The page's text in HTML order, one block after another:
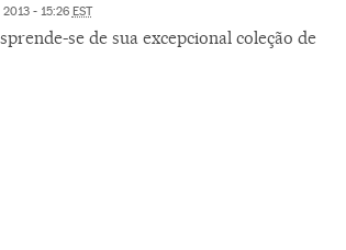
2013 - 15:26 EST
se de sua excepcional coleção de